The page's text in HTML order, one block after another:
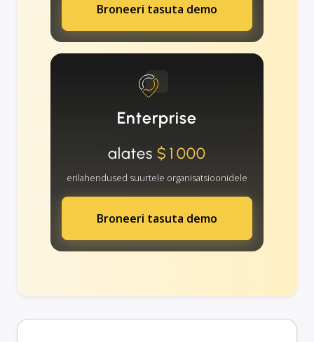
Broneeri tasuta demo
Enterprise
alates $1000
erilahendused suurtele organisatsioonidele
Broneeri tasuta demo